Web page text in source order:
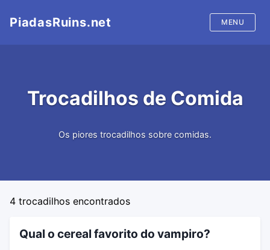
PiadasRuins.net
Piadas
Trocadilhos
MENU
Trocadilhos de Comida
Os piores trocadilhos sobre comidas.
4 trocadilhos encontrados
Qual o cereal favorito do vampiro?